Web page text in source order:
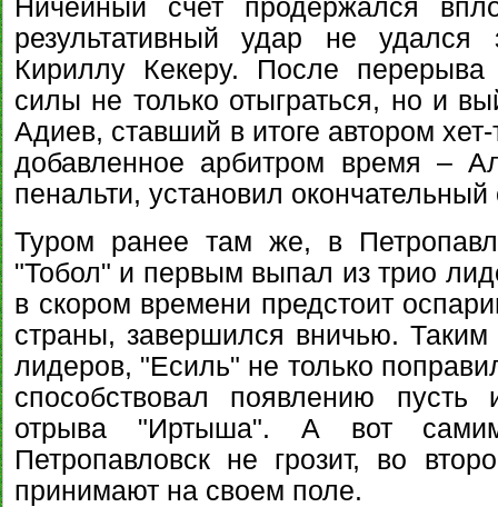
Ничейный счет продержался
результативный удар не удался
Кириллу Кекеру. После
силы не только отыграться, но и
Адиев, ставший в итоге автором
добавленное арбитром время –
пенальти, установил окончательный
Туром ранее там же, в
"Тобол" и первым выпал из трио
в скором времени предстоит
страны, завершился вничью. Таким
лидеров, "Есиль" не только
способствовал появлению
отрыва "Иртыша". А вот
Петропавловск не грозит, во
принимают на своем поле.